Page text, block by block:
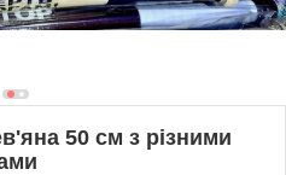
50 см з різними